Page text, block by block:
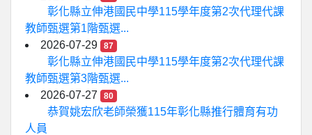
彰化縣立伸港國民中學115學年度第2次代理代課
教師甄選第1階甄選...
2026-07-29
87
彰化縣立伸港國民中學115學年度第2次代理代課
教師甄選第3階甄選...
2026-07-27
80
恭賀姚宏欣老師榮獲115年彰化縣推行體育有功
人員